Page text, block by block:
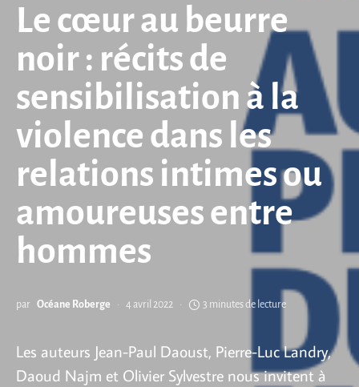
Le cœur au beurre
noir : récits de
sensibilisation à la
violence dans les
relations intimes ou
amoureuses entre
hommes
par Océane Roberge 4 avril 2022 3 minutes de lecture
Les auteurs Jean-Paul Daoust, Pierre-Luc Landry,
Daoud Najm et Olivier Sylvestre nous invitent à